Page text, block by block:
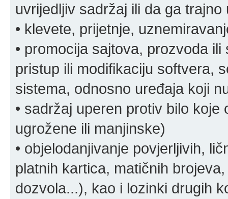
uvrijedljiv sadržaj ili da ga trajno
• klevete, prijetnje,
• promocija sajtova, prozvoda
pristup ili modifikaciju softvera,
sistema, odnosno uređaja koji
• sadržaj uperen protiv bilo
ugrožene ili manjinske)
• objelodanjivanje povjerljivih,
platnih kartica, matičnih
dozvola...), kao i lozinki drugih